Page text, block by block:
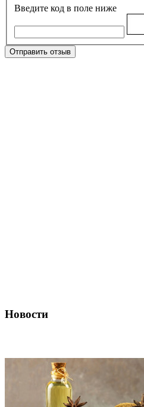
Введите код в поле ниже
Отправить отзыв
Новости